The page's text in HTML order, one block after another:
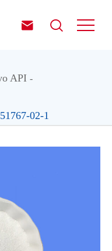
 
API
02-1